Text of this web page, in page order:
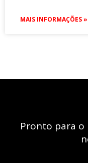
MAIS INFORMAÇÕES »
Pronto para o